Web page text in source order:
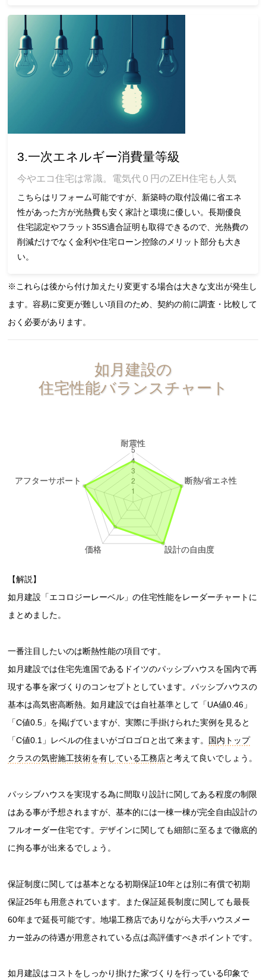
3.一次エネルギー消費量等級
今やエコ住宅は常識。電気代０円のZEH住宅も人気
こちらはリフォーム可能ですが、新築時の取付設備に省エネ
性があった方が光熱費も安く家計と環境に優しい。長期優良
住宅認定やフラット35S適合証明も取得できるので、光熱費の
削減だけでなく金利や住宅ローン控除のメリット部分も大き
い。
※これらは後から付け加えたり変更する場合は大きな支出が発生し
ます。容易に変更が難しい項目のため、契約の前に調査・比較して
おく必要があります。
如月建設の
住宅性能バランスチャート
【解説】
如月建設「エコロジーレーベル」の住宅性能をレーダーチャートに
まとめました。
一番注目したいのは断熱性能の項目です。
如月建設では住宅先進国であるドイツのパッシブハウスを国内で再
現する事を家づくりのコンセプトとしています。パッシブハウスの
基本は高気密高断熱。如月建設では自社基準として「UA値0.46」
「C値0.5」を掲げていますが、実際に手掛けられた実例を見ると
「C値0.1」レベルの住まいがゴロゴロと出て来ます。 国内トップ
クラスの気密施工技術を有している工務店と考えて良いでしょう。
パッシブハウスを実現する為に間取り設計に関してある程度の制限
はある事が予想されますが、基本的には一棟一棟が完全自由設計の
フルオーダー住宅です。デザインに関しても細部に至るまで徹底的
に拘る事が出来るでしょう。
保証制度に関しては基本となる初期保証10年とは別に有償で初期
保証25年も用意されています。また保証延長制度に関しても最長
60年まで延長可能です。地場工務店でありながら大手ハウスメー
カー並みの待遇が用意されている点は高評価すべきポイントです。
如月建設はコストをしっかり掛けた家づくりを行っている印象で